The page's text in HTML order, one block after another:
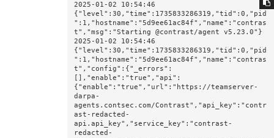
2025-01-02 10:54:46
{"level":30,"time":1735833286319,"tid":0,"pid
":1,"hostname":"5d9ee61ac84f","name":"contras
t","msg":"Starting @contrast/agent v5.23.0"}
2025-01-02 10:54:46
{"level":30,"time":1735833286319,"tid":0,"pid
":1,"hostname":"5d9ee61ac84f","name":"contras
t","config":{"_errors":
[],"enable":"true","api":
{"enable":"true","url":"https://teamserver-
darpa-
agents.contsec.com/Contrast","api_key":"contr
ast-redacted-
api.api_key","service_key":"contrast-
redacted-